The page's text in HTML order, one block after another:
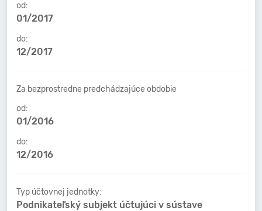
od:
01/2017
do:
12/2017
Za bezprostredne predchádzajúce obdobie
od:
01/2016
do:
12/2016
Typ účtovnej jednotky:
Podnikateľský subjekt účtujúci v sústave